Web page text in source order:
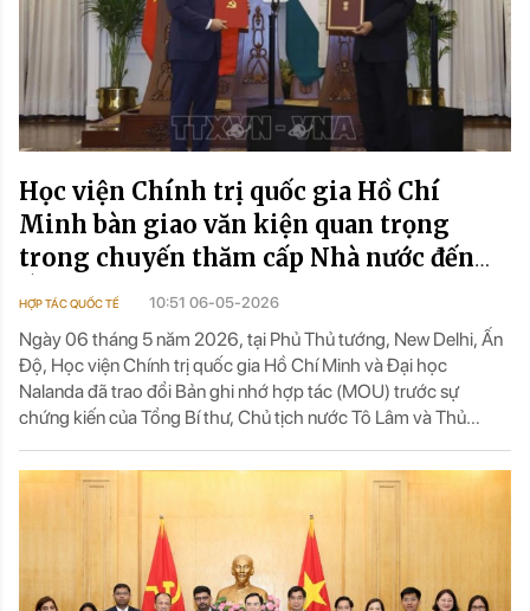
Học viện Chính trị quốc gia Hồ Chí
Minh bàn giao văn kiện quan trọng
trong chuyến thăm cấp Nhà nước đến
Ấn Độ của Tổng Bí thư, Chủ tịch nước Tô
Lâm
HỢP TÁC QUỐC TẾ 10:51 06-05-2026
Ngày 06 tháng 5 năm 2026, tại Phủ Thủ tướng, New Delhi, Ấn
Độ, Học viện Chính trị quốc gia Hồ Chí Minh và Đại học
Nalanda đã trao đổi Bản ghi nhớ hợp tác (MOU) trước sự
chứng kiến của Tổng Bí thư, Chủ tịch nước Tô Lâm và Thủ
cấp Nhà nước của Tổng Bí thư, Chủ tịch nước Tô Lâm đến Ấn